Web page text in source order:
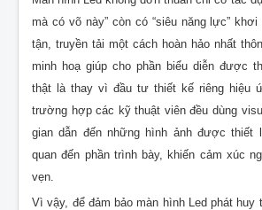
mà có võ này” còn có “siêu năng lực”
tận, truyền tải một cách hoàn hảo nhất
minh hoạ giúp cho phần biểu diễn được
thật là thay vì đầu tư thiết kế riêng hiệu
trường hợp các kỹ thuật viên đều dùng
gian dẫn đến những hình ảnh được thiết
quan đến phần trình bày, khiến cảm xúc
vẹn.
Vì vậy, để đảm bảo màn hình Led phát huy